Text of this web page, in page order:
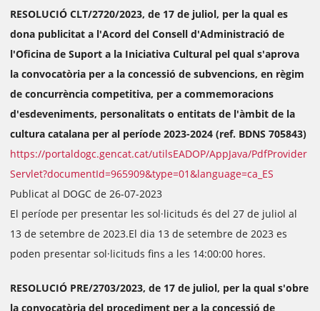
RESOLUCIÓ CLT/2720/2023, de 17 de juliol, per la qual es
dona publicitat a l'Acord del Consell d'Administració de
l'Oficina de Suport a la Iniciativa Cultural pel qual s'aprova
la convocatòria per a la concessió de subvencions, en règim
de concurrència competitiva, per a commemoracions
d'esdeveniments, personalitats o entitats de l'àmbit de la
cultura catalana per al període 2023-2024 (ref. BDNS 705843)
https://portaldogc.gencat.cat/utilsEADOP/AppJava/PdfProvider
Servlet?documentId=965909&type=01&language=ca_ES
Publicat al DOGC de 26-07-2023
El període per presentar les sol·licituds és del 27 de juliol al
13 de setembre de 2023.El dia 13 de setembre de 2023 es
poden presentar sol·licituds fins a les 14:00:00 hores.
RESOLUCIÓ PRE/2703/2023, de 17 de juliol, per la qual s'obre
la convocatòria del procediment per a la concessió de